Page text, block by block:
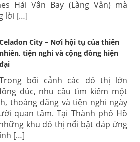
Hải Vân Bay (Làng Vân) mà
lời […]
Celadon City – Nơi hội tụ của thiên
nhiên, tiện nghi và cộng đồng hiện
đại
Trong bối cảnh các đô thị lớn
đúc, nhu cầu tìm kiếm một
thoáng đãng và tiện nghi ngày
quan tâm. Tại Thành phố Hồ
khu đô thị nổi bật đáp ứng
[…]